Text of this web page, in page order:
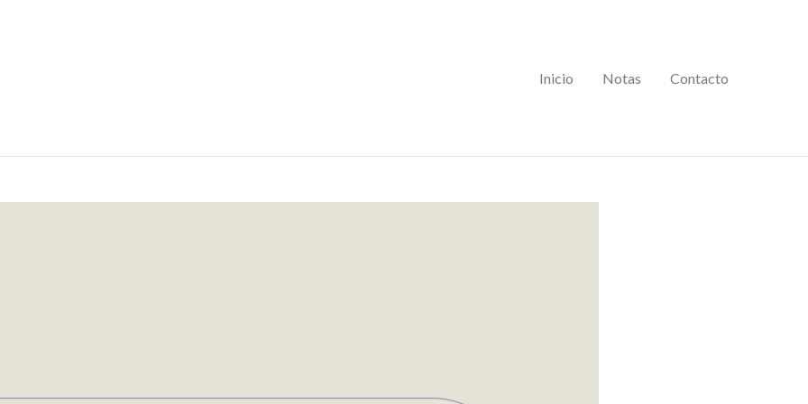
Inicio Notas Contacto